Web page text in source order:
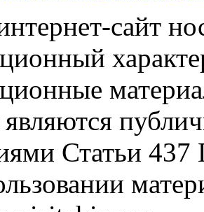
сайт
являются
Статьи 437